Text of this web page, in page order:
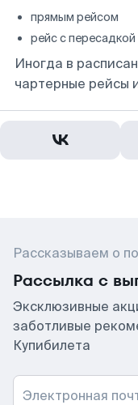
прямым рейсом
рейс с пересадкой
Иногда в
чартерные рейсы
Рассказываем о
Рассылка с
Эксклюзивные
заботливые
Купибилета
Электронная